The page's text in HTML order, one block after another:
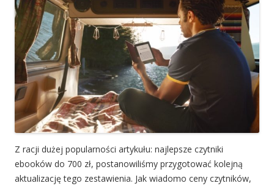
Z racji dużej popularności artykułu: najlepsze czytniki
ebooków do 700 zł, postanowiliśmy przygotować kolejną
aktualizację tego zestawienia. Jak wiadomo ceny czytników,